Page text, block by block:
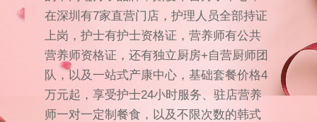
在深圳有7家直营门店，护理人员全部持证
上岗，护士有护士资格证，营养师有公共
营养师资格证，还有独立厨房+自营厨师团
队，以及一站式产康中心，基础套餐价格4
万元起，享受护士24小时服务、驻店营养
师一对一定制餐食，以及不限次数的韩式